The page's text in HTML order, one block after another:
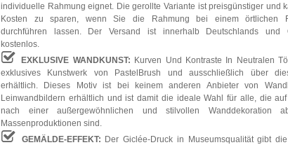
individuelle Rahmung eignet. Die gerollte Variante ist preisgünstiger und
Kosten zu sparen, wenn Sie die Rahmung bei einem örtlichen
durchführen lassen. Der Versand ist innerhalb Deutschlands und
kostenlos.
EXKLUSIVE WANDKUNST: Kurven Und Kontraste In Neutralen
exklusives Kunstwerk von PastelBrush und ausschließlich über
erhältlich. Dieses Motiv ist bei keinem anderen Anbieter von
Leinwandbildern erhältlich und ist damit die ideale Wahl für alle, die
nach einer außergewöhnlichen und stilvollen Wanddekoration
Massenproduktionen sind.
GEMÄLDE-EFFEKT: Der Giclée-Druck in Museumsqualität gibt